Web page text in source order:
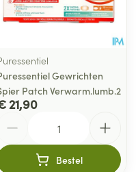
Gewrichten
Patch Verwarm.lumb.2
21,90
Bestel